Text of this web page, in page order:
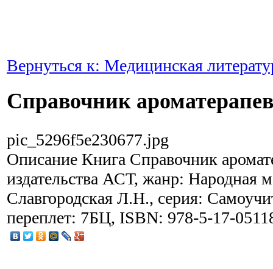
Вернуться к: Медицинская
Справочник
pic_5296f5e230677.jpg
Описание Книга Справочник
издательства АСТ, жанр: Народная
Славгородская Л.Н., серия:
переплет: 7БЦ, ISBN: 978-5-17-